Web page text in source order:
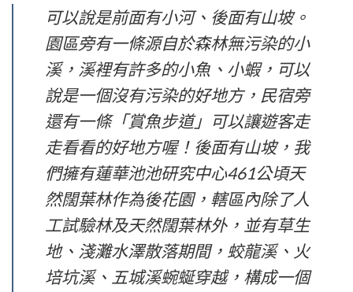
可以說是前面有小河、後面有山坡。
園區旁有一條源自於森林無污染的小
溪，溪裡有許多的小魚、小蝦，可以
說是一個沒有污染的好地方，民宿旁
還有一條「賞魚步道」可以讓遊客走
走看看的好地方喔！後面有山坡，我
們擁有蓮華池池研究中心461公頃天
然闊葉林作為後花園，轄區內除了人
工試驗林及天然闊葉林外，並有草生
地、淺灘水澤散落期間，蛟龍溪、火
培坑溪、五城溪蜿蜒穿越，構成一個